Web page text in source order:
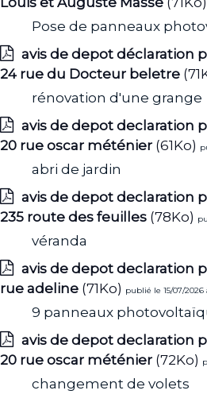
Pose de panneaux
avis de depot déclaration
24 rue du Docteur beletre
rénovation d'une grange
avis de depot declaration
20 rue oscar méténier (61Ko)
abri de jardin
avis de depot declaration
235 route des feuilles (78Ko)
véranda
avis de depot declaration
rue adeline (71Ko) publié le 15/07/2026
9 panneaux
avis de depot declaration
20 rue oscar méténier (72Ko)
changement de volets